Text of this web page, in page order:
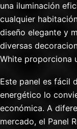
una iluminación
cualquier
diseño elegante y
diversas
White proporciona
Este panel es fácil
energético lo
económica. A
mercado, el Panel